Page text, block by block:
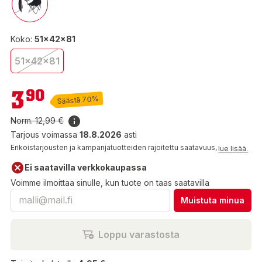
Koko: 51x42x81
51x42x81
3,90 €
390 Säästä 70%
Norm.12,99 €
Tarjous voimassa 18.8.2026 asti
Erikoistarjousten ja kampanjatuotteiden rajoitettu saatavuus,lue lisää.
Ei saatavilla verkkokaupassa
Voimme ilmoittaa sinulle, kun tuote on taas saatavilla
Muistuta minua
Loppu varastosta